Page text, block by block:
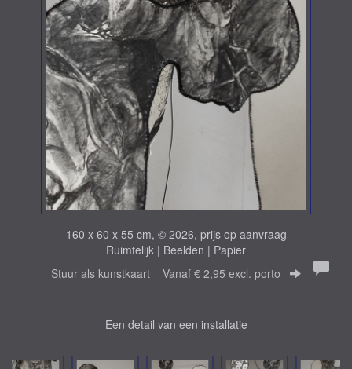
160 x 60 x 55 cm, © 2026, prijs op aanvraag
Ruimtelijk | Beelden | Papier
Stuur als kunstkaart Vanaf € 2,95 excl. porto
Een detail van een installatie